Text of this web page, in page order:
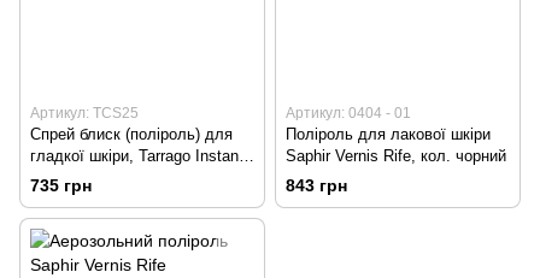
Артикул: TCS25
Спрей блиск (поліроль) для
гладкої шкіри, Tarrago Instant
Shine
735 грн
Артикул: 0404 - 01
Поліроль для лакової шкіри
Saphir Vernis Rife, кол. чорний
843 грн